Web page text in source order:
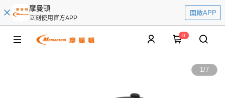
摩曼頓
立刻使用官方APP
開啟APP
0
1/7